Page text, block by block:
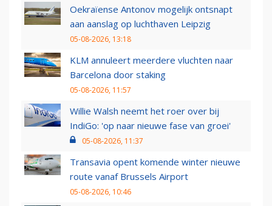
Oekraïense Antonov mogelijk ontsnapt
aan aanslag op luchthaven Leipzig
05-08-2026, 13:18
KLM annuleert meerdere vluchten naar
Barcelona door staking
05-08-2026, 11:57
Willie Walsh neemt het roer over bij
IndiGo: 'op naar nieuwe fase van groei'
05-08-2026, 11:37
Transavia opent komende winter nieuwe
route vanaf Brussels Airport
05-08-2026, 10:46